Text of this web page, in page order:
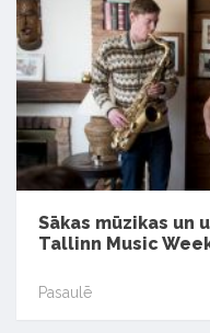
Sākas mūzikas un
Tallinn Music
Pasaulē